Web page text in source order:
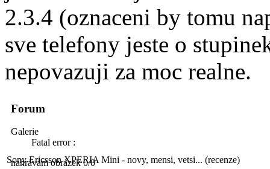
2.3.4 (oznaceni by tomu
sve telefony jeste o
nepovazuji za moc realne.
Forum
Galerie
Fatal error :
nahrávám obrázek 0/0
Sony Ericsson XPERIA Mini - novy, mensi, vetsi... (recenze)